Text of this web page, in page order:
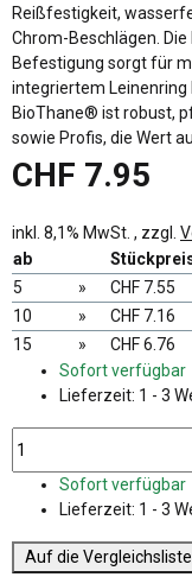
Reißfestigkeit,
Chrom-Beschlägen.
Befestigung sorgt für
integriertem Leinenring
BioThane® ist robust,
sowie Profis, die Wert
CHF 7.95
inkl. 8,1% MwSt. , zzgl.
ab
5
»
CHF 7.55
10
»
CHF 7.16
15
»
CHF 6.76
Sofort verfügbar
Lieferzeit: 1 - 3
Sofort verfügbar
Lieferzeit: 1 - 3
Auf die Vergleichsliste